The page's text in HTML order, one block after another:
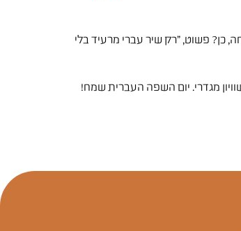
כן? פשוט, "רק שיר עברי מרעיד בלי
מגדרי. יום השפה העברית שמח!